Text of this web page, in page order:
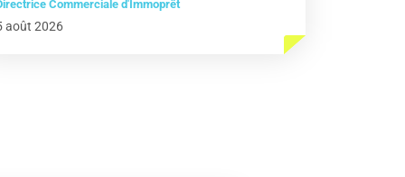
Commerciale d'Immoprêt
août 2026